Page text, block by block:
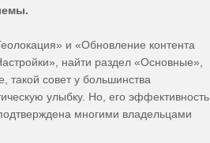
и «Обновление контента
найти раздел «Основные»,
такой совет у большинства
улыбку. Но, его эффективность
многими владельцами